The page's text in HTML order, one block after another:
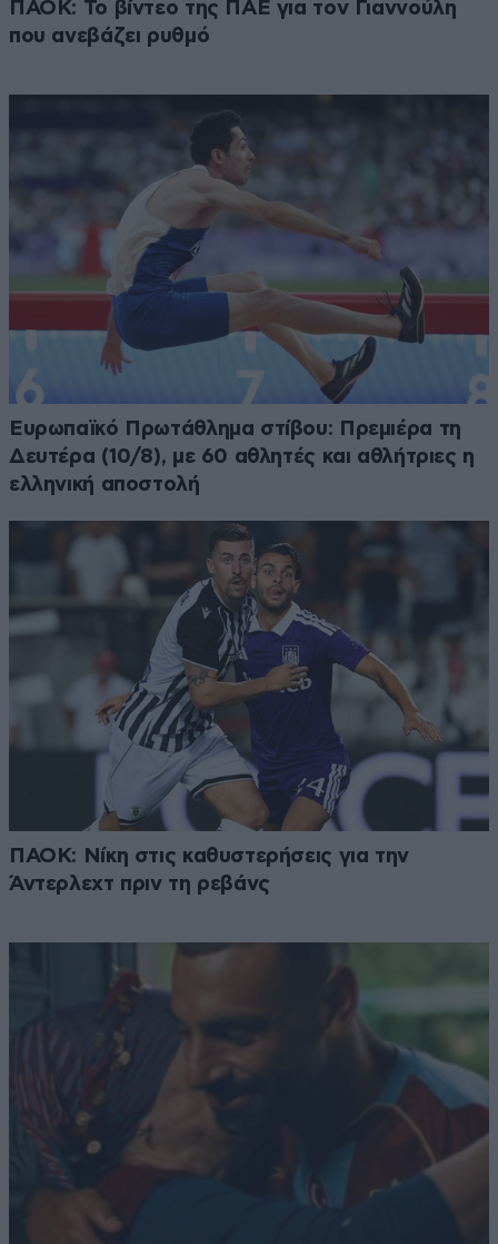
ΠΑΟΚ: Το βίντεο της ΠΑΕ για τον Γιαννούλη
που ανεβάζει ρυθμό
Ευρωπαϊκό Πρωτάθλημα στίβου: Πρεμιέρα τη
Δευτέρα (10/8), με 60 αθλητές και αθλήτριες η
ελληνική αποστολή
ΠΑΟΚ: Νίκη στις καθυστερήσεις για την
Άντερλεχτ πριν τη ρεβάνς